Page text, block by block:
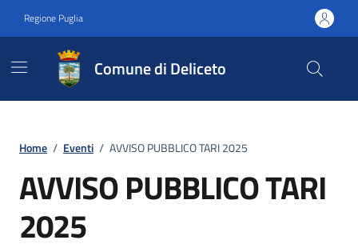
Regione Puglia
Comune di Deliceto
Home / Eventi / AVVISO PUBBLICO TARI 2025
AVVISO PUBBLICO TARI
2025